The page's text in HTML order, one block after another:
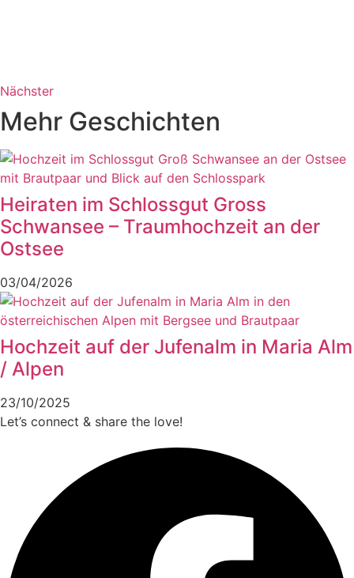
Nächster
Mehr Geschichten
Heiraten im Schlossgut Gross
Schwansee – Traumhochzeit an der
Ostsee
03/04/2026
Hochzeit auf der Jufenalm in Maria Alm
/ Alpen
23/10/2025
Let’s connect & share the love!